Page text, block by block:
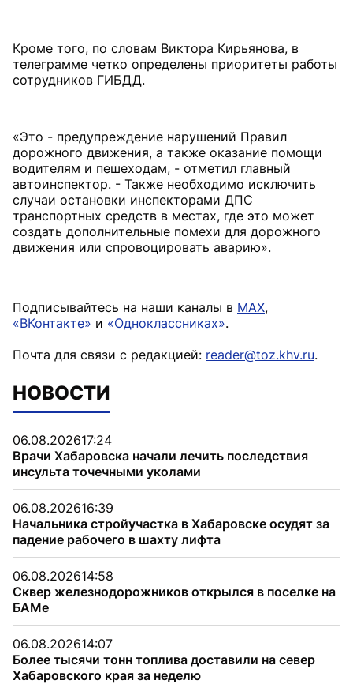
Кроме того, по словам Виктора Кирьянова, в
телеграмме четко определены приоритеты работы
сотрудников ГИБДД.
«Это - предупреждение нарушений Правил
дорожного движения, а также оказание помощи
водителям и пешеходам, - отметил главный
автоинспектор. - Также необходимо исключить
случаи остановки инспекторами ДПС
транспортных средств в местах, где это может
создать дополнительные помехи для дорожного
движения или спровоцировать аварию».
Подписывайтесь на наши каналы в MAX,
«ВКонтакте» и «Одноклассниках».
Почта для связи с редакцией: reader@toz.khv.ru.
НОВОСТИ
06.08.202617:24
Врачи Хабаровска начали лечить последствия
инсульта точечными уколами
06.08.202616:39
Начальника стройучастка в Хабаровске осудят за
падение рабочего в шахту лифта
06.08.202614:58
Сквер железнодорожников открылся в поселке на
БАМе
06.08.202614:07
Более тысячи тонн топлива доставили на север
Хабаровского края за неделю